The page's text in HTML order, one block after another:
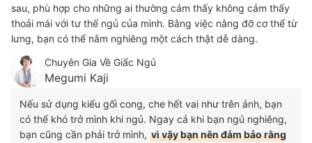
sau, phù hợp cho những ai thường cảm thấy không cảm thấy
thoải mái với tư thế ngủ của mình. Bằng việc nâng đỡ cơ thể từ
lưng, bạn có thể nằm nghiêng một cách thật dễ dàng.
Chuyên Gia Về Giấc Ngủ
Megumi Kaji
Nếu sử dụng kiểu gối cong, che hết vai như trên ảnh, bạn
có thể khó trở mình khi ngủ. Ngay cả khi bạn ngủ nghiêng,
bạn cũng cần phải trở mình, vì vậy bạn nên đảm bảo rằng